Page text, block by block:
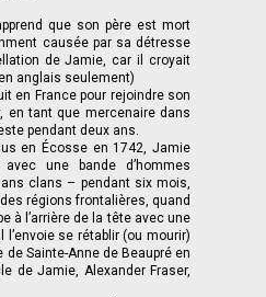
que son père est mort
causée par sa détresse
de Jamie, car il croyait
anglais seulement)
en France pour rejoindre son
en tant que mercenaire dans
pendant deux ans.
en Écosse en 1742, Jamie
une bande d’hommes
clans – pendant six mois,
régions frontalières, quand
à l’arrière de la tête avec une
l’envoie se rétablir (ou mourir)
de Sainte-Anne de Beaupré en
de Jamie, Alexander Fraser,